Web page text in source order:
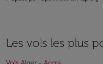
Les vols les plus